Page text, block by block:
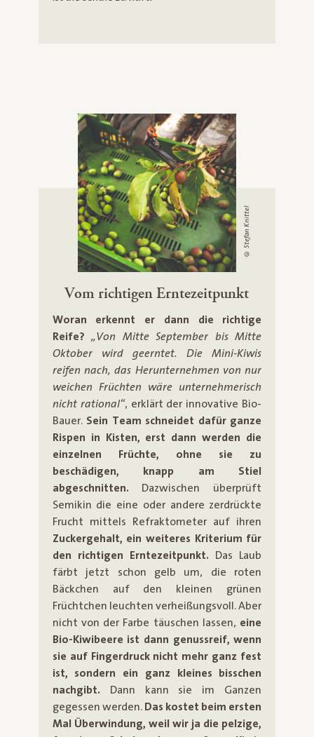
© Stefan Knittel
Vom richtigen Erntezeitpunkt
Woran erkennt er dann die richtige
Reife? „Von Mitte September bis Mitte
Oktober wird geerntet. Die Mini-Kiwis
reifen nach, das Herunternehmen von nur
weichen Früchten wäre unternehmerisch
nicht rational“, erklärt der innovative Bio-
Bauer. Sein Team schneidet dafür ganze
Rispen in Kisten, erst dann werden die
einzelnen Früchte, ohne sie zu
beschädigen, knapp am Stiel
abgeschnitten. Dazwischen überprüft
Semikin die eine oder andere zerdrückte
Frucht mittels Refraktometer auf ihren
Zuckergehalt, ein weiteres Kriterium für
den richtigen Erntezeitpunkt. Das Laub
färbt jetzt schon gelb um, die roten
Bäckchen auf den kleinen grünen
Früchtchen leuchten verheißungsvoll. Aber
nicht von der Farbe täuschen lassen, eine
Bio-Kiwibeere ist dann genussreif, wenn
sie auf Fingerdruck nicht mehr ganz fest
ist, sondern ein ganz kleines bisschen
nachgibt. Dann kann sie im Ganzen
gegessen werden. Das kostet beim ersten
Mal Überwindung, weil wir ja die pelzige,